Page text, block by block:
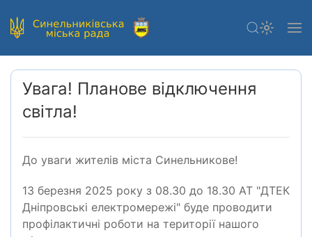
Увага! Планове відключення
світла!
До уваги жителів міста Синельникове!
13 березня 2025 року з 08.30 до 18.30 АТ "ДТЕК
Дніпровські електромережі" буде проводити
профілактичні роботи на території нашого